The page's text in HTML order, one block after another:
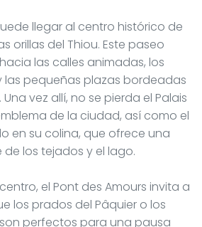
llegar al centro histórico de
orillas del Thiou. Este paseo
las calles animadas, los
las pequeñas plazas bordeadas
vez allí, no se pierda el Palais
de la ciudad, así como el
en su colina, que ofrece una
los tejados y el lago.
el Pont des Amours invita a
los prados del Pâquier o los
perfectos para una pausa